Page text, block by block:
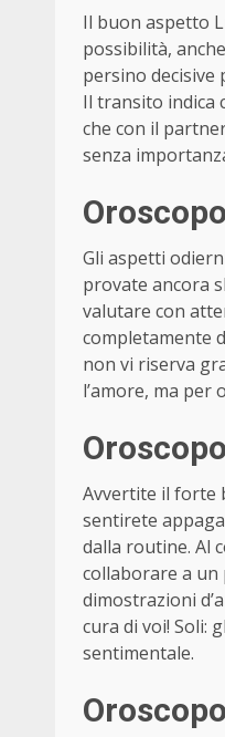
Il buon aspetto
possibilità,
persino decisive
Il transito indica
che con il
senza
Gli aspetti
provate ancora
valutare con
completamente
non vi riserva
l’amore, ma per
Avvertite il forte
sentirete
dalla routine. Al
collaborare a un
dimostrazioni
cura di voi! Soli:
sentimentale.